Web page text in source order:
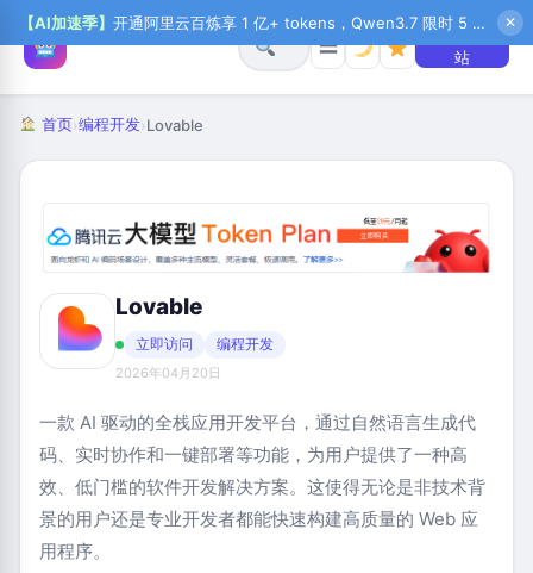
【AI加速季】 开通阿里云百炼享 1 亿+ tokens，Qwen3.7 限时 5 折起，秒悟新注送 1 万积分，加入 OPC 赢百万助力金，QoderWork CN 首月 0 元 ✕
☰
+ 提交网
站
首页›编程开发›Lovable
Lovable
立即访问 编程开发
2026年04月20日
一款 AI 驱动的全栈应用开发平台，通过自然语言生成代
码、实时协作和一键部署等功能，为用户提供了一种高
效、低门槛的软件开发解决方案。这使得无论是非技术背
景的用户还是专业开发者都能快速构建高质量的 Web 应
用程序。